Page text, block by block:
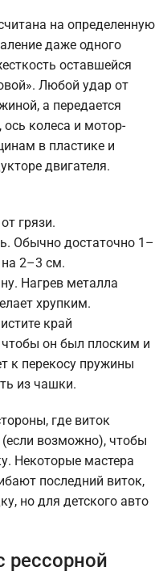
на определенную
даже одного
оставшейся
Любой удар от
а передается
колеса и мотор-
в пластике и
двигателя.
грязи.
Обычно достаточно 1–
2–3 см.
Нагрев металла
хрупким.
край
он был плоским и
к перекосу пружины
из чашки.
где виток
возможно), чтобы
Некоторые мастера
последний виток,
но для детского авто
рессорной